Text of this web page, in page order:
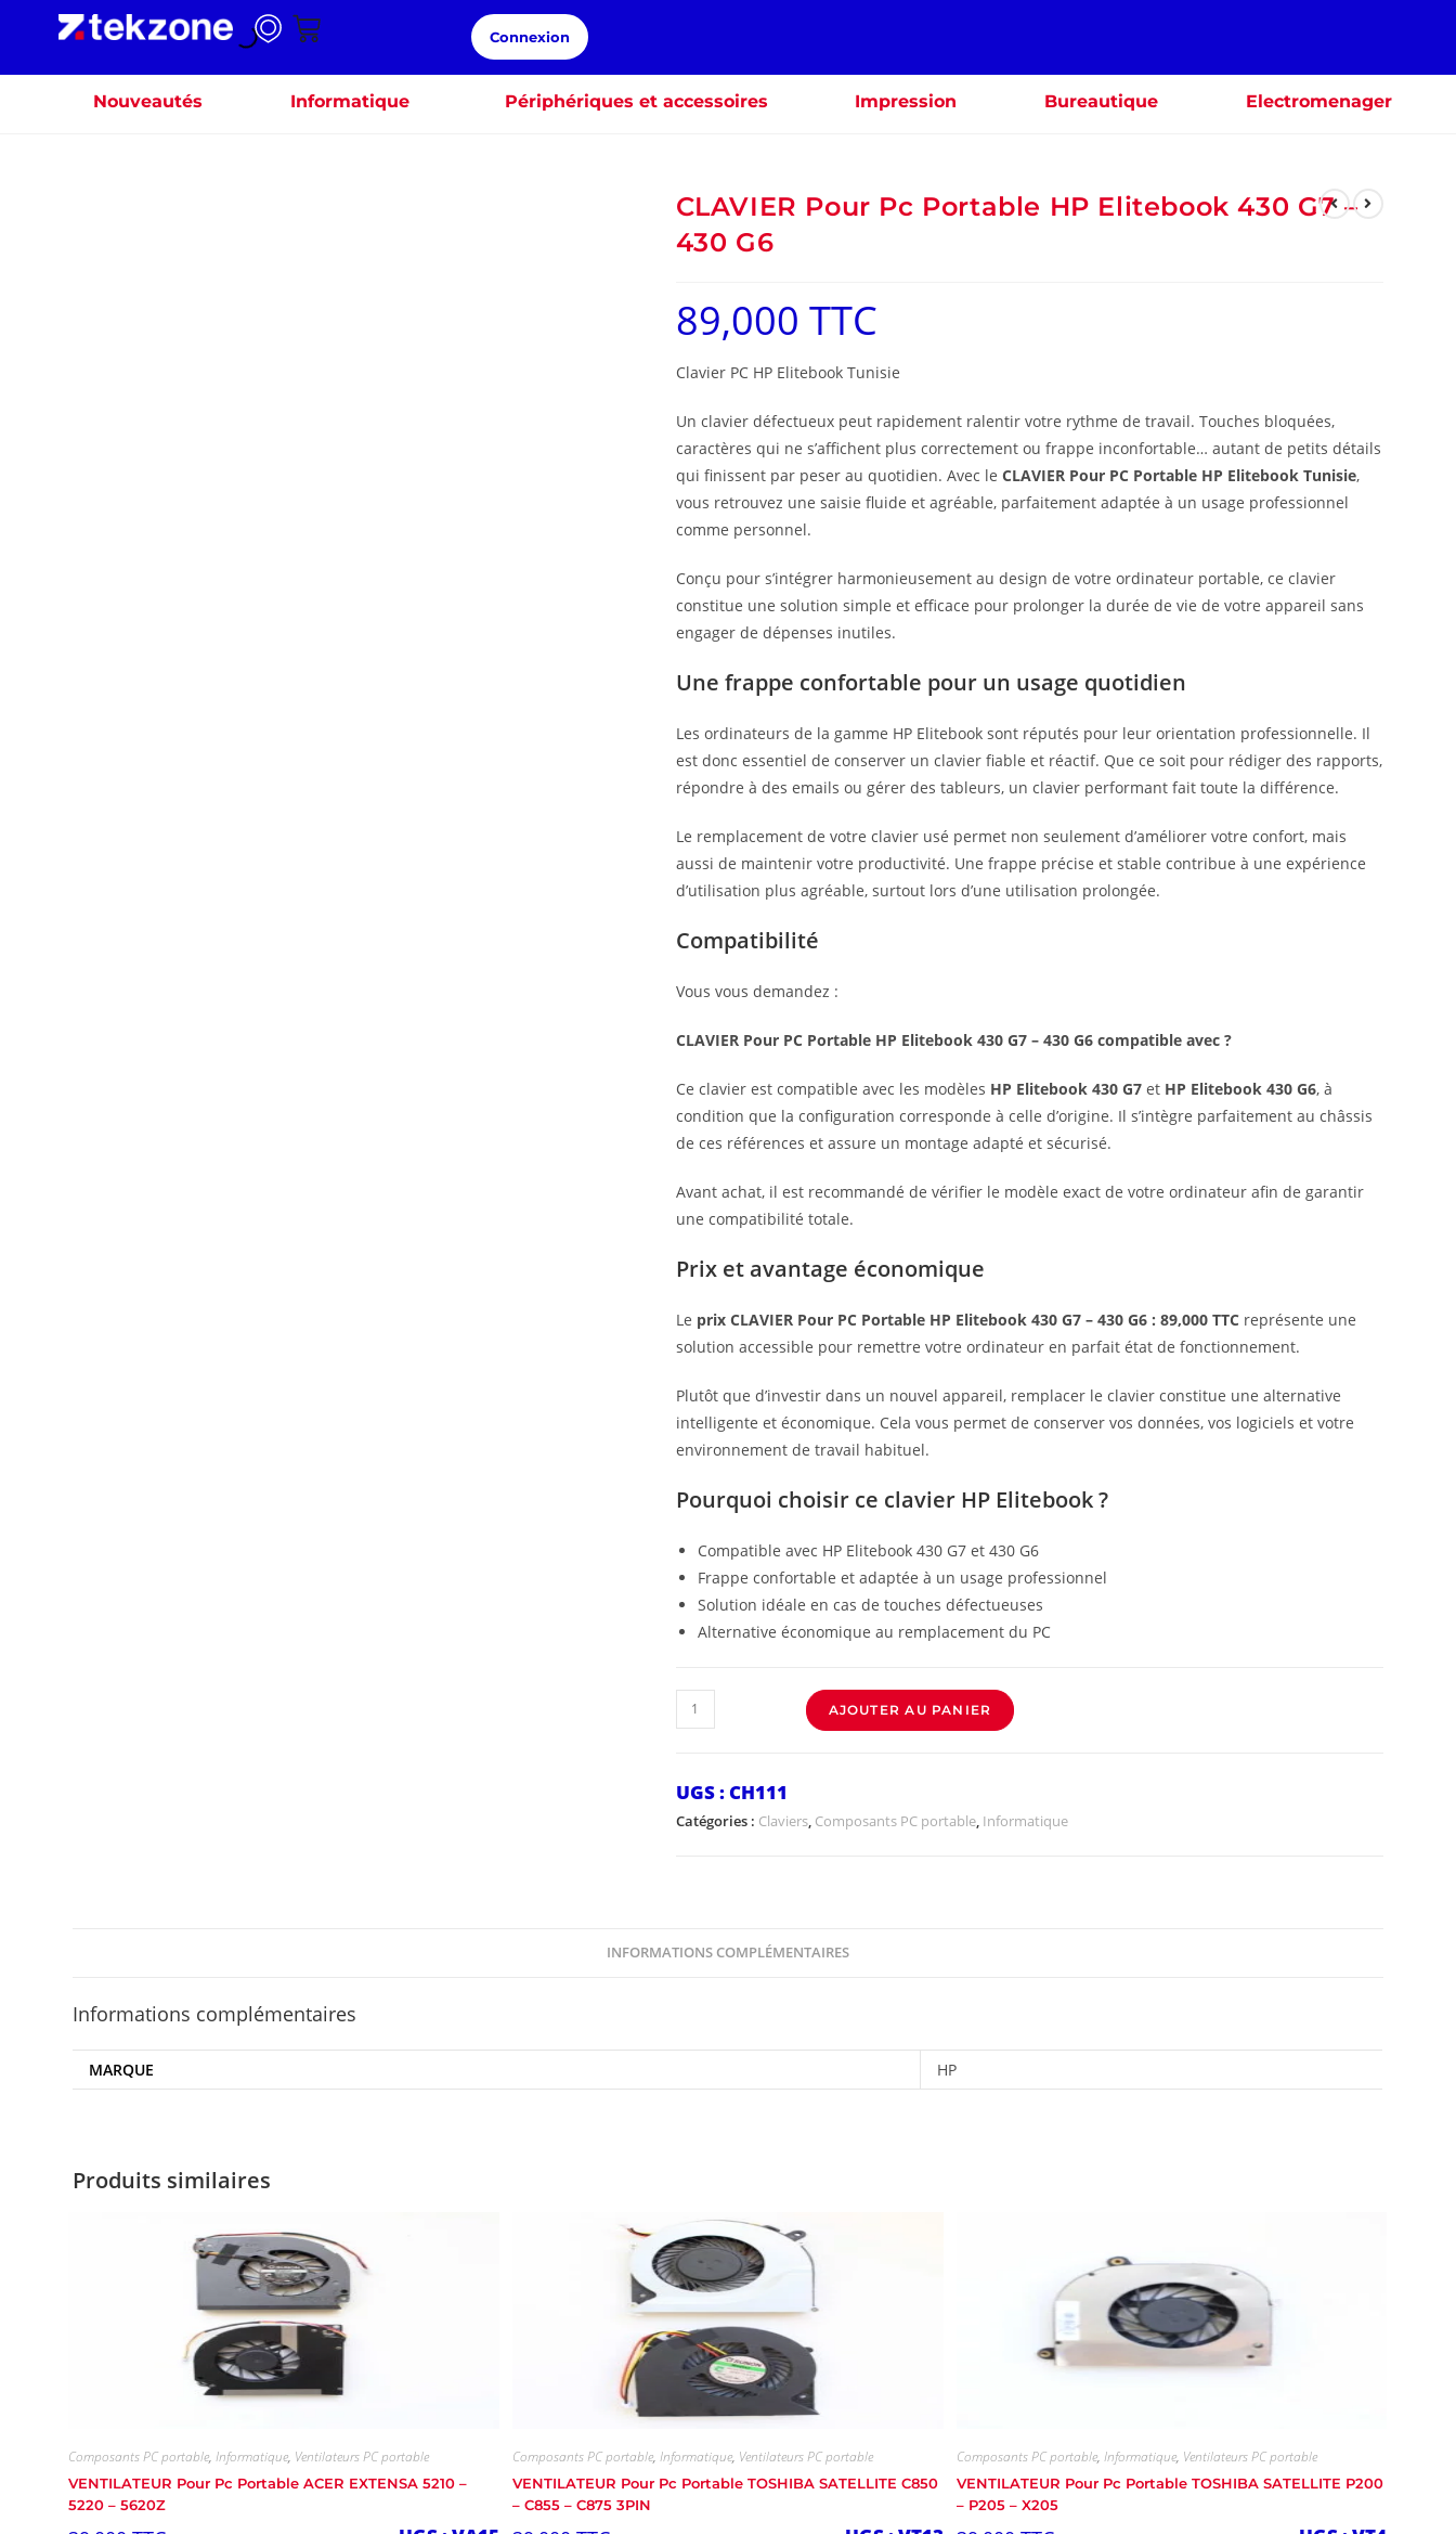
Connexion
Nouveautés Informatique Périphériques et accessoires Impression Bureautique Electromenager
CLAVIER Pour Pc Portable HP Elitebook 430 G7 –
430 G6
89,000 TTC
Clavier PC HP Elitebook Tunisie
Un clavier défectueux peut rapidement ralentir votre rythme de travail. Touches bloquées,
caractères qui ne s’affichent plus correctement ou frappe inconfortable… autant de petits détails
qui finissent par peser au quotidien. Avec le CLAVIER Pour PC Portable HP Elitebook Tunisie,
vous retrouvez une saisie fluide et agréable, parfaitement adaptée à un usage professionnel
comme personnel.
Conçu pour s’intégrer harmonieusement au design de votre ordinateur portable, ce clavier
constitue une solution simple et efficace pour prolonger la durée de vie de votre appareil sans
engager de dépenses inutiles.
Une frappe confortable pour un usage quotidien
Les ordinateurs de la gamme HP Elitebook sont réputés pour leur orientation professionnelle. Il
est donc essentiel de conserver un clavier fiable et réactif. Que ce soit pour rédiger des rapports,
répondre à des emails ou gérer des tableurs, un clavier performant fait toute la différence.
Le remplacement de votre clavier usé permet non seulement d’améliorer votre confort, mais
aussi de maintenir votre productivité. Une frappe précise et stable contribue à une expérience
d’utilisation plus agréable, surtout lors d’une utilisation prolongée.
Compatibilité
Vous vous demandez :
CLAVIER Pour PC Portable HP Elitebook 430 G7 – 430 G6 compatible avec ?
Ce clavier est compatible avec les modèles HP Elitebook 430 G7et HP Elitebook 430 G6, à
condition que la configuration corresponde à celle d’origine. Il s’intègre parfaitement au châssis
de ces références et assure un montage adapté et sécurisé.
Avant achat, il est recommandé de vérifier le modèle exact de votre ordinateur afin de garantir
une compatibilité totale.
Prix et avantage économique
Le prix CLAVIER Pour PC Portable HP Elitebook 430 G7 – 430 G6 : 89,000 TTCreprésente une
solution accessible pour remettre votre ordinateur en parfait état de fonctionnement.
Plutôt que d’investir dans un nouvel appareil, remplacer le clavier constitue une alternative
intelligente et économique. Cela vous permet de conserver vos données, vos logiciels et votre
environnement de travail habituel.
Pourquoi choisir ce clavier HP Elitebook ?
Compatible avec HP Elitebook 430 G7 et 430 G6
Frappe confortable et adaptée à un usage professionnel
Solution idéale en cas de touches défectueuses
Alternative économique au remplacement du PC
AJOUTER AU PANIER
UGS :CH111
Catégories : Claviers, Composants PC portable, Informatique
INFORMATIONS COMPLÉMENTAIRES
Informations complémentaires
MARQUE HP
Produits similaires
Composants PC portable,Informatique, Ventilateurs PC portable
VENTILATEUR Pour Pc Portable ACER EXTENSA 5210 –
5220 – 5620Z
Composants PC portable,Informatique, Ventilateurs PC portable
VENTILATEUR Pour Pc Portable TOSHIBA SATELLITE C850
– C855 – C875 3PIN
Composants PC portable,Informatique, Ventilateurs PC portable
VENTILATEUR Pour Pc Portable TOSHIBA SATELLITE P200
– P205 – X205